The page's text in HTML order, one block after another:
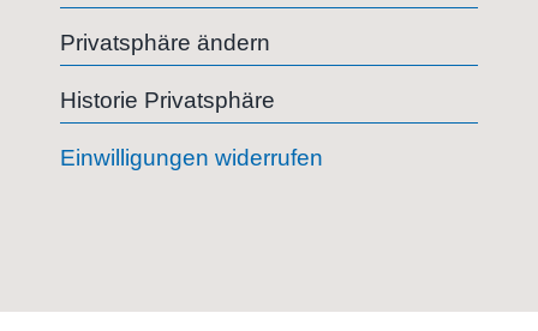
Privatsphäre ändern
Historie Privatsphäre
Einwilligungen widerrufen